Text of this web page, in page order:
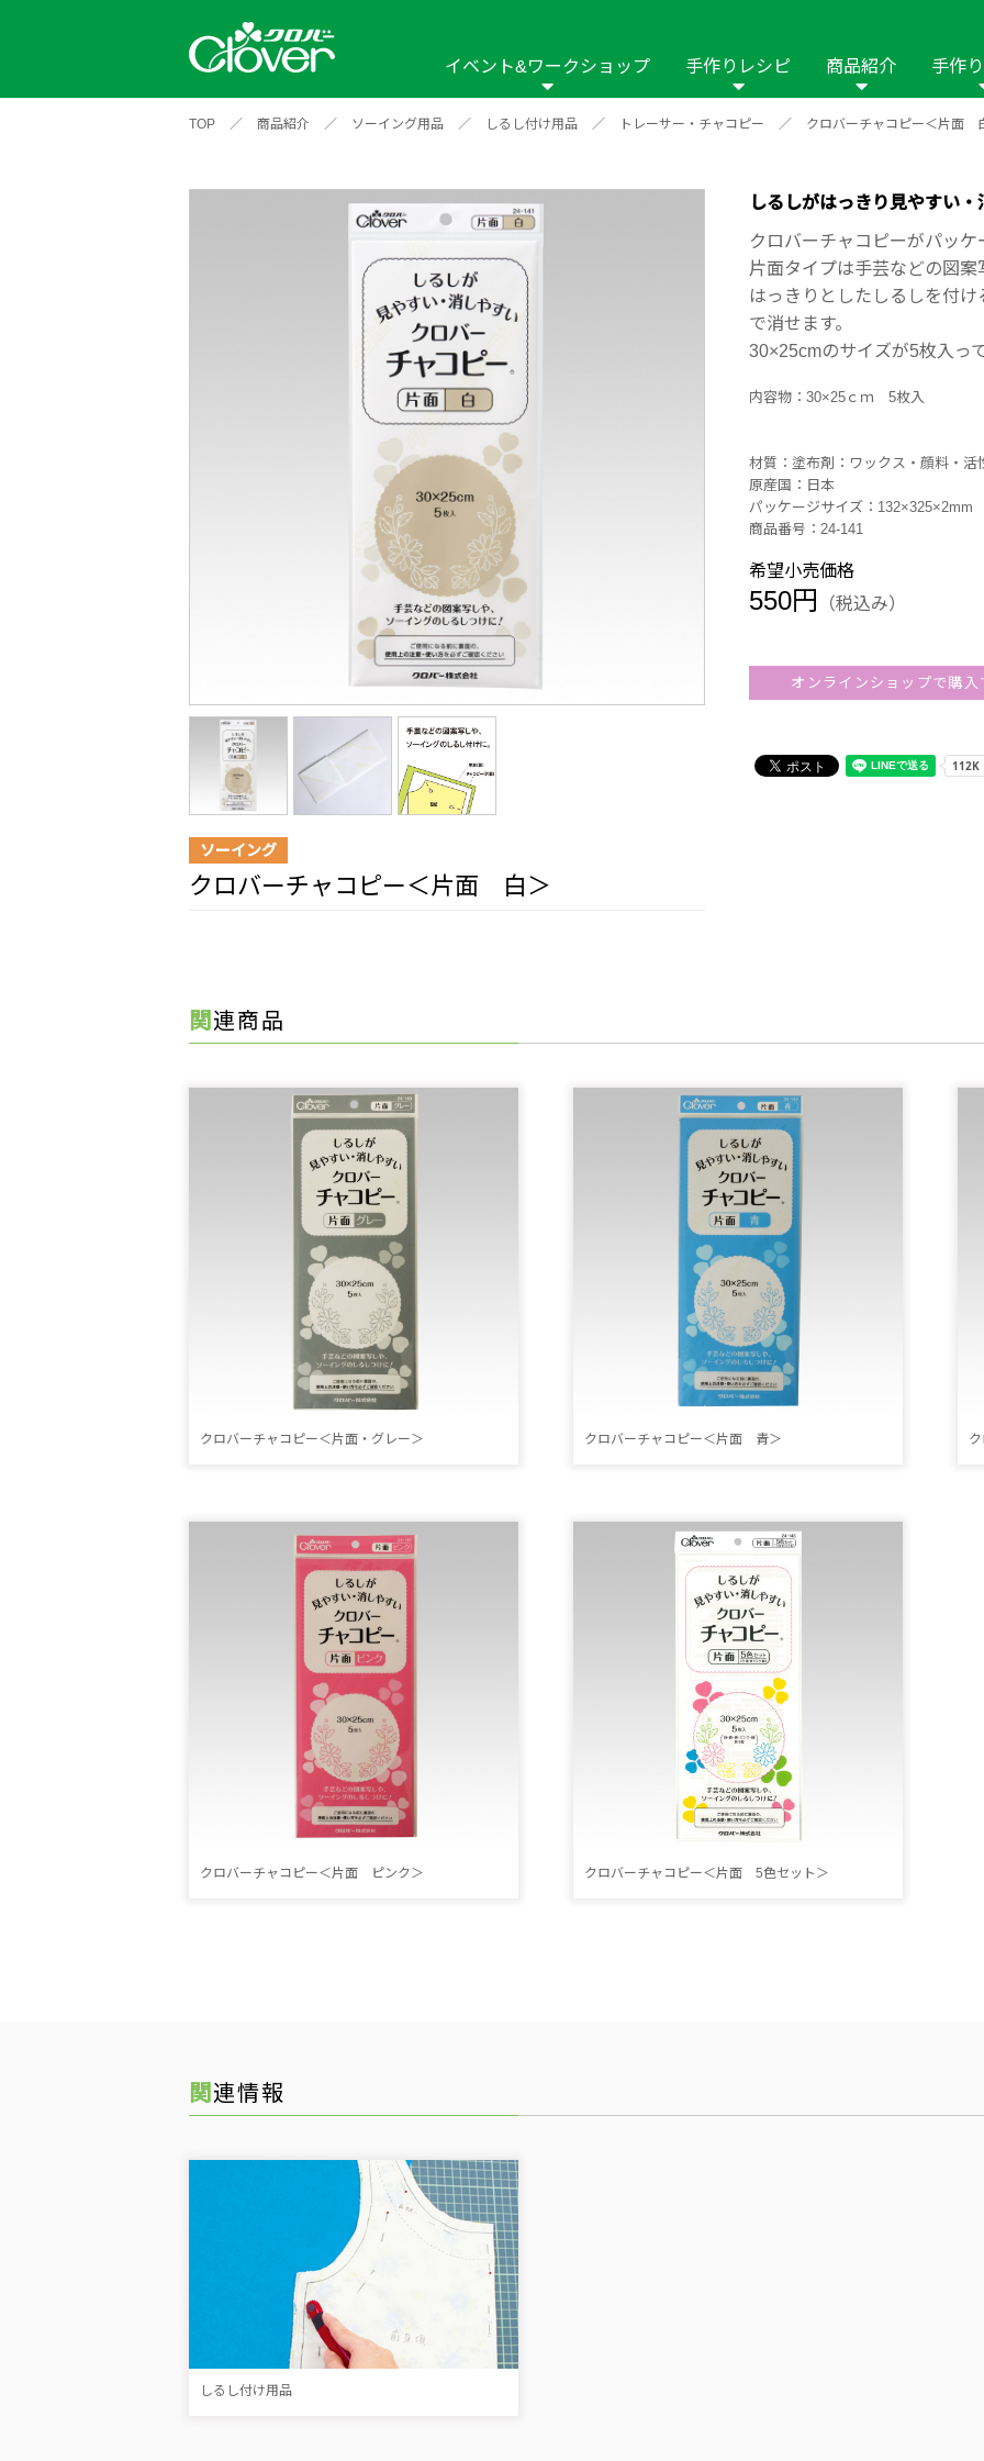
イベント&ワークショップ
2025年 2024年
イベントレポート
2020年 2019年 2018年 2016年 2015年 2014年
手作りレシピ
ソーイング パッチワーク・
布の手芸 糸の手芸
羊毛の手芸
編み物 インテリア
その他
商品紹介
商品名や商品情
新商品一覧 縫い針 ソーイング用品 はさみ ソーメニュ パッチワーク・キル
インテリア 補修用品 作品本 おなまえつけ
ポルトボヌール
手作
TOP ／ 商品紹介 ／ ソーイング用品 ／ しるし付け用品 ／ トレーサー・チャコピー ／ クロバーチャコピー＜片面
ソーイング
クロバーチャコピー＜片面 白＞
しるしがはっきり見やすい
クロバーチャコピーがパッ
片面タイプは手芸などの図
はっきりとしたしるしを付
で消せます。
30×25cmのサイズが5枚入っ
内容物：30×25ｃｍ 5枚入
材質：塗布剤：ワックス・顔料・活
原産国：日本
パッケージサイズ：132×325×2mm
商品番号：24-141
希望小売価格
550円 （税込み）
オンラインショップで購入
関連商品
クロバーチャコピー＜片面・グレー＞ クロバーチャコピー＜片面 青＞
クロバーチャコピー＜片面 ピンク＞ クロバーチャコピー＜片面 5色セット＞
関連情報
しるし付け用品